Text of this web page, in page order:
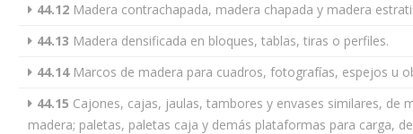
44.12 Madera contrachapada, madera chapada y madera
44.13 Madera densificada en bloques, tablas, tiras o perfiles.
44.14Marcos de madera para cuadros, fotografías, espejos u
44.15 Cajones, cajas, jaulas, tambores y envases similares, de
madera; paletas, paletas caja y demás plataformas para carga,